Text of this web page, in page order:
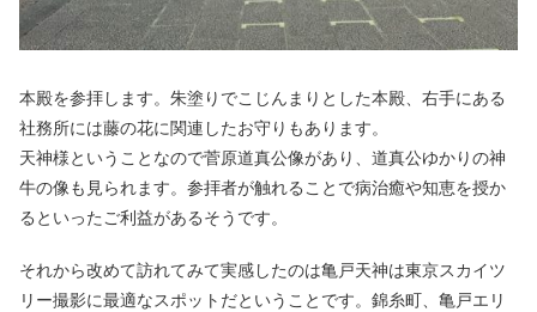
本殿を参拝します。朱塗りでこじんまりとした本殿、右手にある
社務所には藤の花に関連したお守りもあります。
天神様ということなので菅原道真公像があり、道真公ゆかりの神
牛の像も見られます。参拝者が触れることで病治癒や知恵を授か
るといったご利益があるそうです。
それから改めて訪れてみて実感したのは亀戸天神は東京スカイツ
リー撮影に最適なスポットだということです。錦糸町、亀戸エリ